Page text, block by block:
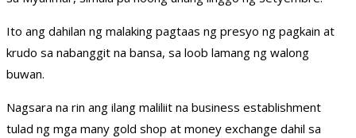
Ito ang dahilan ng malaking pagtaas ng presyo ng pagkain at
krudo sa nabanggit na bansa, sa loob lamang ng walong
buwan.
Nagsara na rin ang ilang maliliit na business establishment
tulad ng mga many gold shop at money exchange dahil sa